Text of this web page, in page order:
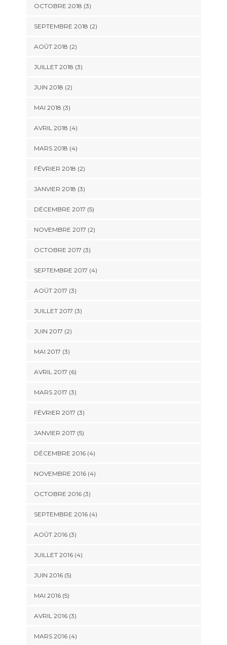
OCTOBRE 2018 (3)
SEPTEMBRE 2018 (2)
AOÛT 2018 (2)
JUILLET 2018 (3)
JUIN 2018 (2)
MAI 2018 (3)
AVRIL 2018 (4)
MARS 2018 (4)
FÉVRIER 2018 (2)
JANVIER 2018 (3)
DÉCEMBRE 2017 (5)
NOVEMBRE 2017 (2)
OCTOBRE 2017 (3)
SEPTEMBRE 2017 (4)
AOÛT 2017 (3)
JUILLET 2017 (3)
JUIN 2017 (2)
MAI 2017 (3)
AVRIL 2017 (6)
MARS 2017 (3)
FÉVRIER 2017 (3)
JANVIER 2017 (5)
DÉCEMBRE 2016(4)
NOVEMBRE 2016(4)
OCTOBRE 2016(3)
SEPTEMBRE 2016(4)
AOÛT 2016(3)
JUILLET 2016(4)
JUIN 2016(5)
MAI 2016(5)
AVRIL 2016(3)
MARS 2016(4)